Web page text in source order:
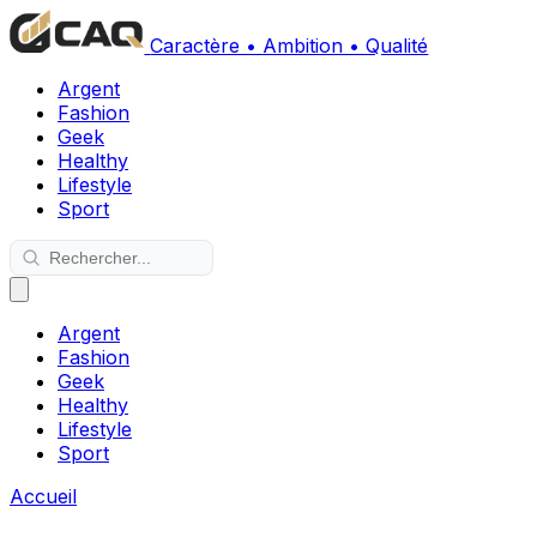
Caractère • Ambition • Qualité
Argent
Fashion
Geek
Healthy
Lifestyle
Sport
Argent
Fashion
Geek
Healthy
Lifestyle
Sport
Accueil